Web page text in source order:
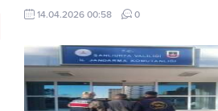
TL olan eşyaları çalan şüpheliler,
jandarmanın başarılı operasyonuyla
şüpheliden 2’si tutuklanarak cezaevine
gönderildi. Haber Merkezi – Şanlıurfa İl
Jandarma Komutanlığı, “Faili Meçhul
Hırsızlık Olaylarının Aydınlatılmasına”
14.04.2026 00:58 0